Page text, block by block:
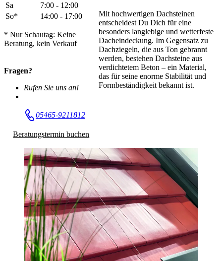
Sa
7:00 - 12:00
So*
14:00 - 17:00
* Nur Schautag: Keine
Beratung, kein Verkauf
Fragen?
Rufen Sie uns an!
05465-9211812
Beratungstermin buchen
Mit hochwertigen Dachsteinen
entscheidest Du Dich für eine
besonders langlebige und wetterfeste
Dacheindeckung. Im Gegensatz zu
Dachziegeln, die aus Ton gebrannt
werden, bestehen Dachsteine aus
verdichtetem Beton – ein Material,
das für seine enorme Stabilität und
Formbeständigkeit bekannt ist.